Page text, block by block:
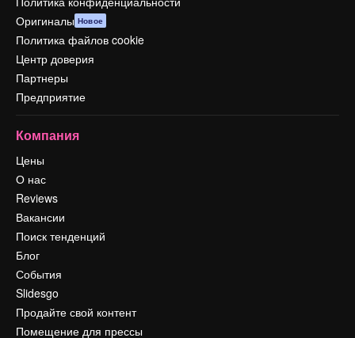
Оригиналы Новое
Политика файлов cookie
Центр доверия
Партнеры
Предприятие
Компания
Цены
О нас
Reviews
Вакансии
Поиск тенденций
Блог
События
Slidesgo
Продайте свой контент
Помещение для прессы